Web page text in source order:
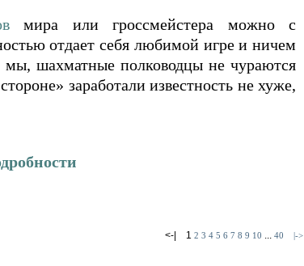
мира или гроссмейстера можно с
отдает себя любимой игре и ничем
шахматные полководцы не чураются
заработали известность не хуже,
<-| 1 2 3 4 5 6 7 8 9 10 ... 40 |->